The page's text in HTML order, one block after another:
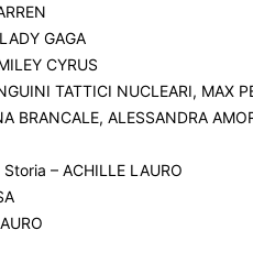
GAGA
CYRUS
TATTICI NUCLEARI, MAX
BRANCALE, ALESSANDRA
– ACHILLE LAURO